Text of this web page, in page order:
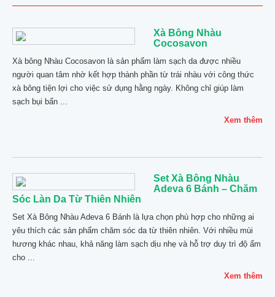
Xà Bông Nhàu
Cocosavon
Xà bông Nhàu Cocosavon là sản phẩm làm sạch da được nhiều
người quan tâm nhờ kết hợp thành phần từ trái nhàu với công thức
xà bông tiện lợi cho việc sử dụng hằng ngày. Không chỉ giúp làm
sạch bụi bẩn ...
Xem thêm
Set Xà Bông Nhàu
Adeva 6 Bánh – Chăm
Sóc Làn Da Từ Thiên Nhiên
Set Xà Bông Nhàu Adeva 6 Bánh là lựa chọn phù hợp cho những ai
yêu thích các sản phẩm chăm sóc da từ thiên nhiên. Với nhiều mùi
hương khác nhau, khả năng làm sạch dịu nhẹ và hỗ trợ duy trì độ ẩm
cho ...
Xem thêm